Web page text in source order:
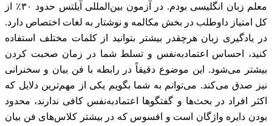
معلم زبان انگلیسی بودم. در آزمون بین‌المللی آیلتس حدود ۳۰٪ از
کل امتیاز داوطلب در بخش مکالمه و نوشتار به لغات اختصاص دارد.
در یادگیری زبان هرچقدر بیشتر بتوانید از کلمات مختلف استفاده
کنید، احساس اعتمادبه‌نفس و تسلط شما در زمان صحبت کردن
بیشتر می‌شود. این موضوع دقیقاً در رابطه با فن بیان و سخنرانی
نیز صدق می‌کند. می‌توانم به شما بگویم یکی از مهم‌ترین دلایل که
اکثر افراد در بحث‌ها و گفتگوها اعتمادبه‌نفس کافی ندارند، محدود
بودن دایره واژگان است و افسوس که در بیشتر کلاس‌های فن بیان